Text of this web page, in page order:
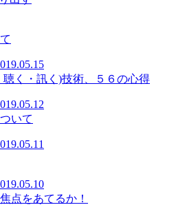
く・訊く)技術、５６の心得
いて
点をあてるか！